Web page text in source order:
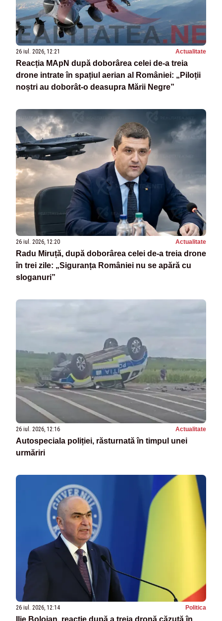
26 iul. 2026, 12:21 Actualitate
Reacția MApN după doborârea celei de-a treia
drone intrate în spațiul aerian al României: „Piloții
noștri au doborât-o deasupra Mării Negre”
26 iul. 2026, 12:20 Actualitate
Radu Miruță, după doborârea celei de-a treia drone
în trei zile: „Siguranța României nu se apără cu
sloganuri”
26 iul. 2026, 12:16 Actualitate
Autospeciala poliției, răsturnată în timpul unei
urmăriri
26 iul. 2026, 12:14 Politica
Ilie Bolojan, reacție după a treia dronă căzută în